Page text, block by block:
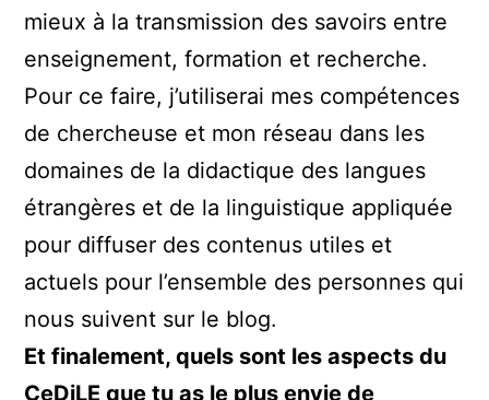
mieux à la transmission des savoirs entre
enseignement, formation et recherche.
Pour ce faire, j’utiliserai mes compétences
de chercheuse et mon réseau dans les
domaines de la didactique des langues
étrangères et de la linguistique appliquée
pour diffuser des contenus utiles et
actuels pour l’ensemble des personnes qui
nous suivent sur le blog.
Et finalement, quels sont les aspects du
CeDiLE que tu as le plus envie de